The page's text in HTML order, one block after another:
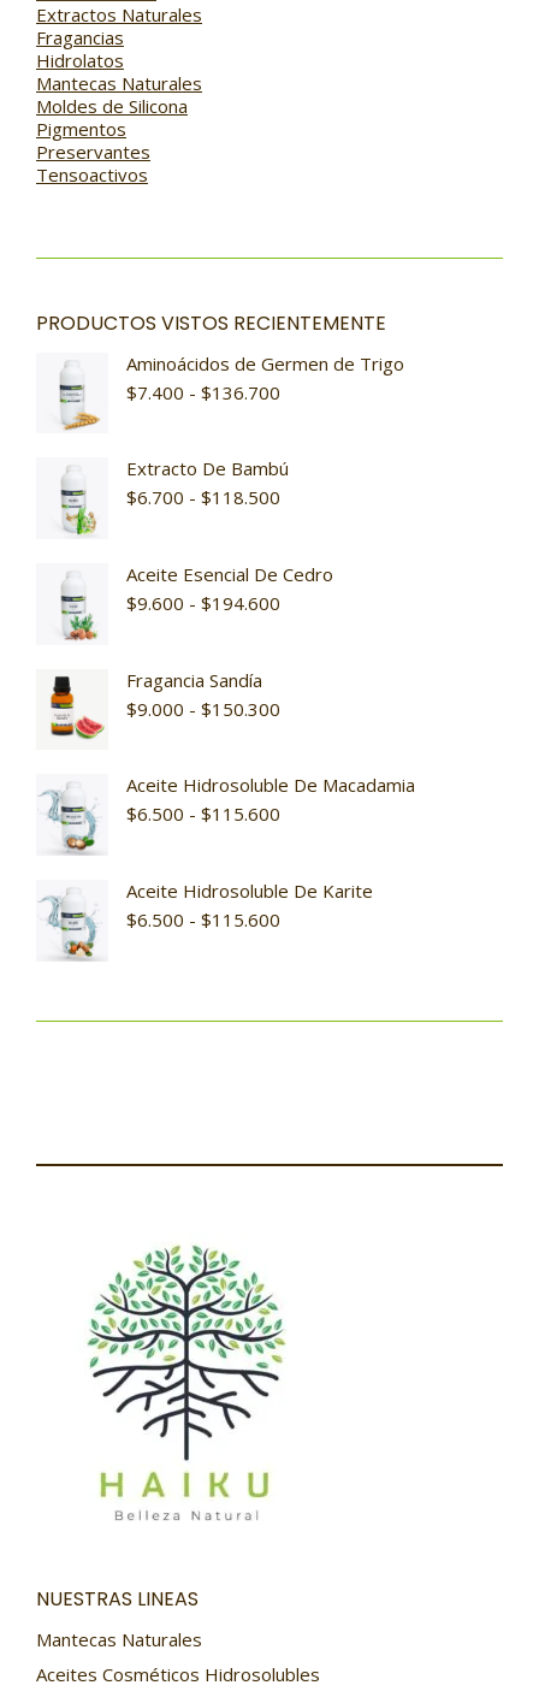
Extractos Naturales
Fragancias
Hidrolatos
Mantecas Naturales
Moldes de Silicona
Pigmentos
Preservantes
Tensoactivos
PRODUCTOS VISTOS RECIENTEMENTE
Aminoácidos de Germen de Trigo
$7.400 - $136.700
Extracto De Bambú
$6.700 - $118.500
Aceite Esencial De Cedro
$9.600 - $194.600
Fragancia Sandía
$9.000 - $150.300
Aceite Hidrosoluble De Macadamia
$6.500 - $115.600
Aceite Hidrosoluble De Karite
$6.500 - $115.600
NUESTRAS LINEAS
Mantecas Naturales
Aceites Cosméticos Hidrosolubles